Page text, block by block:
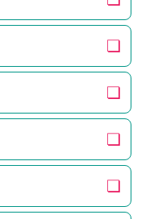
❏
❏
❏
❏